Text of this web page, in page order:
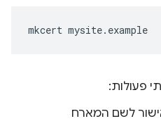
mkcert
לשם המארח